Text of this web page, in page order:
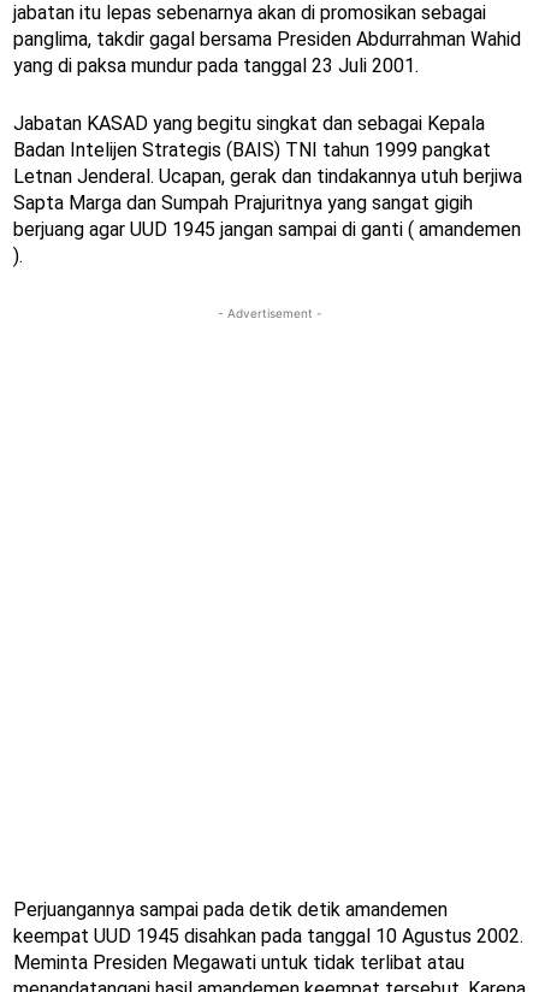
jabatan itu lepas sebenarnya akan di promosikan sebagai
panglima, takdir gagal bersama Presiden Abdurrahman Wahid
yang di paksa mundur pada tanggal 23 Juli 2001.
Jabatan KASAD yang begitu singkat dan sebagai Kepala
Badan Intelijen Strategis (BAIS) TNI tahun 1999 pangkat
Letnan Jenderal. Ucapan, gerak dan tindakannya utuh berjiwa
Sapta Marga dan Sumpah Prajuritnya yang sangat gigih
berjuang agar UUD 1945 jangan sampai di ganti ( amandemen
).
- Advertisement -
Perjuangannya sampai pada detik detik amandemen
keempat UUD 1945 disahkan pada tanggal 10 Agustus 2002.
Meminta Presiden Megawati untuk tidak terlibat atau